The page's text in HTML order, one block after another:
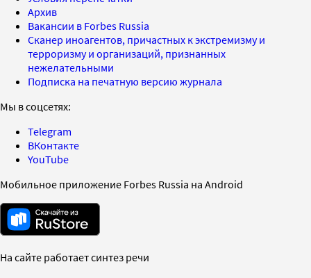
Архив
Вакансии в Forbes Russia
Сканер иноагентов, причастных к экстремизму и
терроризму и организаций, признанных
нежелательными
Подписка на печатную версию журнала
Мы в соцсетях:
Telegram
ВКонтакте
YouTube
Мобильное приложение Forbes Russia на Android
На сайте работает синтез речи